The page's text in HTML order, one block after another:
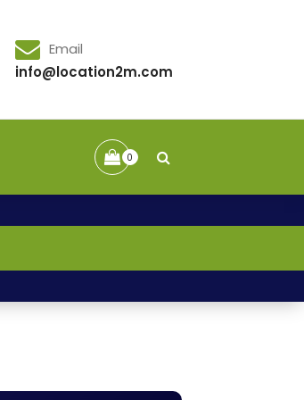
Email
info@location2m.com
0